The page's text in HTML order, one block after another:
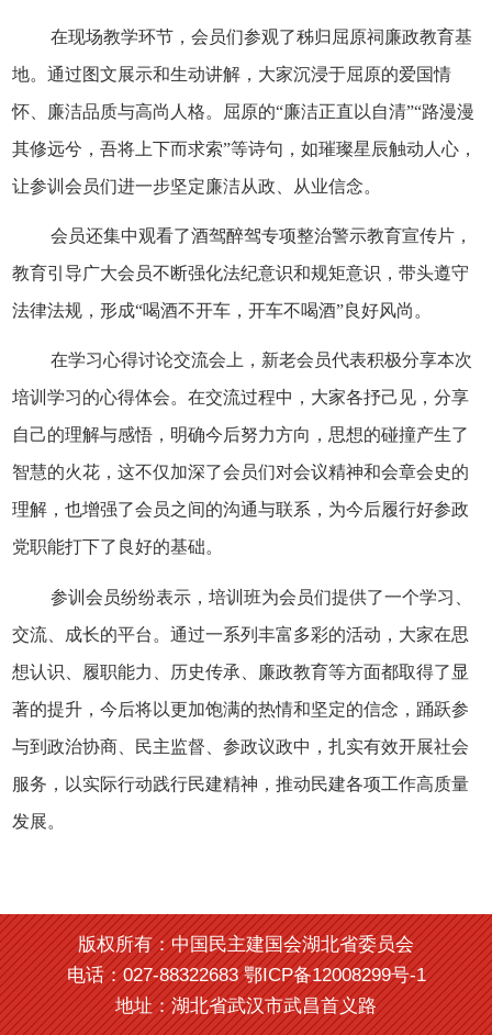
在现场教学环节，会员们参观了秭归屈原祠廉政教育基
地。通过图文展示和生动讲解，大家沉浸于屈原的爱国情
怀、廉洁品质与高尚人格。屈原的“廉洁正直以自清”“‌路漫漫
其修远兮，吾将上下而求索”等诗句，如璀璨星辰触动人心，
让参训会员们进一步坚定廉洁从政、从业信念。
会员还集中观看了酒驾醉驾专项整治警示教育宣传片，
教育引导广大会员不断强化法纪意识和规矩意识，带头遵守
法律法规，形成“喝酒不开车，开车不喝酒”良好风尚。
在学习心得讨论交流会上，新老会员代表积极分享本次
培训学习的心得体会。在交流过程中，大家各抒己见，分享
自己的理解与感悟，明确今后努力方向，思想的碰撞产生了
智慧的火花，这不仅加深了会员们对会议精神和会章会史的
理解，也增强了会员之间的沟通与联系，为今后履行好参政
党职能打下了良好的基础。
参训会员纷纷表示，培训班为会员们提供了一个学习、
交流、成长的平台。通过一系列丰富多彩的活动，大家在思
想认识、履职能力、历史传承、廉政教育等方面都取得了显
著的提升，今后将以更加饱满的热情和坚定的信念，踊跃参
与到政治协商、民主监督、参政议政中，扎实有效开展社会
服务，以实际行动践行民建精神，推动民建各项工作高质量
发展。
版权所有：中国民主建国会湖北省委员会
电话：027-88322683 鄂ICP备12008299号-1
地址：湖北省武汉市武昌首义路